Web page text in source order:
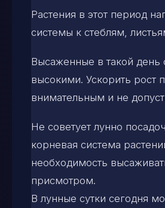
Растения в этот период
системы к стеблям,
Высаженные в такой
высокими. Ускорить рост
внимательным и не
Не советует лунно
корневая система
необходимость
присмотром.
В лунные сутки сегодня